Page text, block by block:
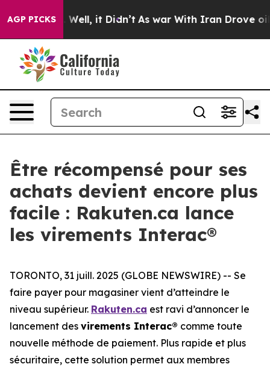
AGP PICKS
40%. Well, it Didn’t As war With Iran Drove oil
Être récompensé pour ses
achats devient encore plus
facile : Rakuten.ca lance
les virements Interac®
TORONTO, 31 juill. 2025 (GLOBE NEWSWIRE) -- Se
faire payer pour magasiner vient d’atteindre le
niveau supérieur. Rakuten.ca est ravi d’annoncer le
lancement des virements Interac® comme toute
nouvelle méthode de paiement. Plus rapide et plus
sécuritaire, cette solution permet aux membres